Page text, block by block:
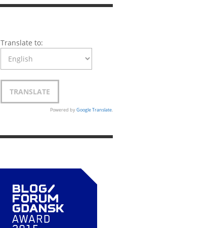
Translate to:
Powered byGoogle Translate.